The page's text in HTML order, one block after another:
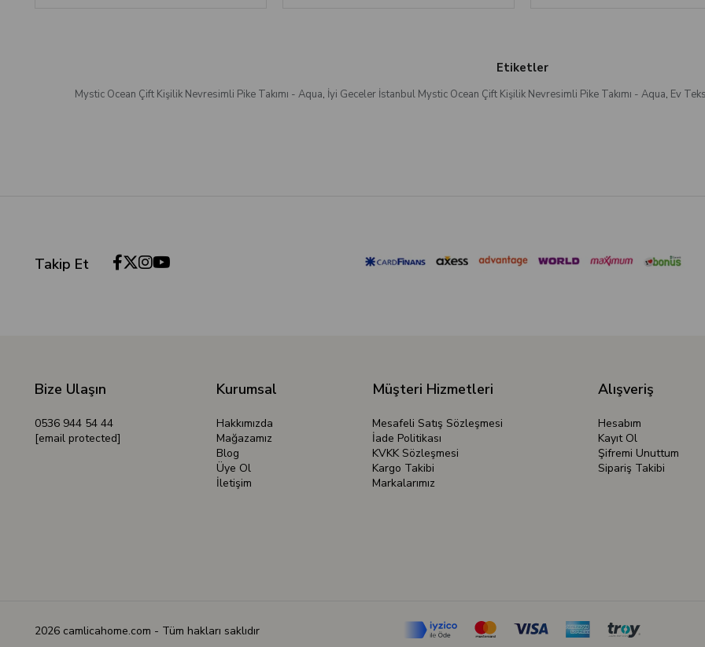
Etiketler
Mystic Ocean Çift Kişilik Nevresimli Pike Takımı - Aqua, İyi Geceler İstanbul Mystic Ocean Çift Kişilik Nevresimli Pike Takımı - Aqua, Ev
Takip Et
Bize Ulaşın
0536 944 54 44
[email protected]
Kurumsal
Hakkımızda
Mağazamız
Blog
Üye Ol
İletişim
Müşteri Hizmetleri
Mesafeli Satış Sözleşmesi
İade Politikası
KVKK Sözleşmesi
Kargo Takibi
Markalarımız
Alışveriş
Hesabım
Kayıt Ol
Şifremi Unuttum
Sipariş Takibi
2026 camlicahome.com - Tüm hakları saklıdır